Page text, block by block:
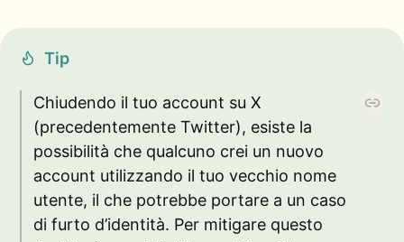
Tip
Chiudendo il tuo account su X
(precedentemente Twitter), esiste la
possibilità che qualcuno crei un nuovo
account utilizzando il tuo vecchio nome
utente, il che potrebbe portare a un caso
di furto d’identità. Per mitigare questo